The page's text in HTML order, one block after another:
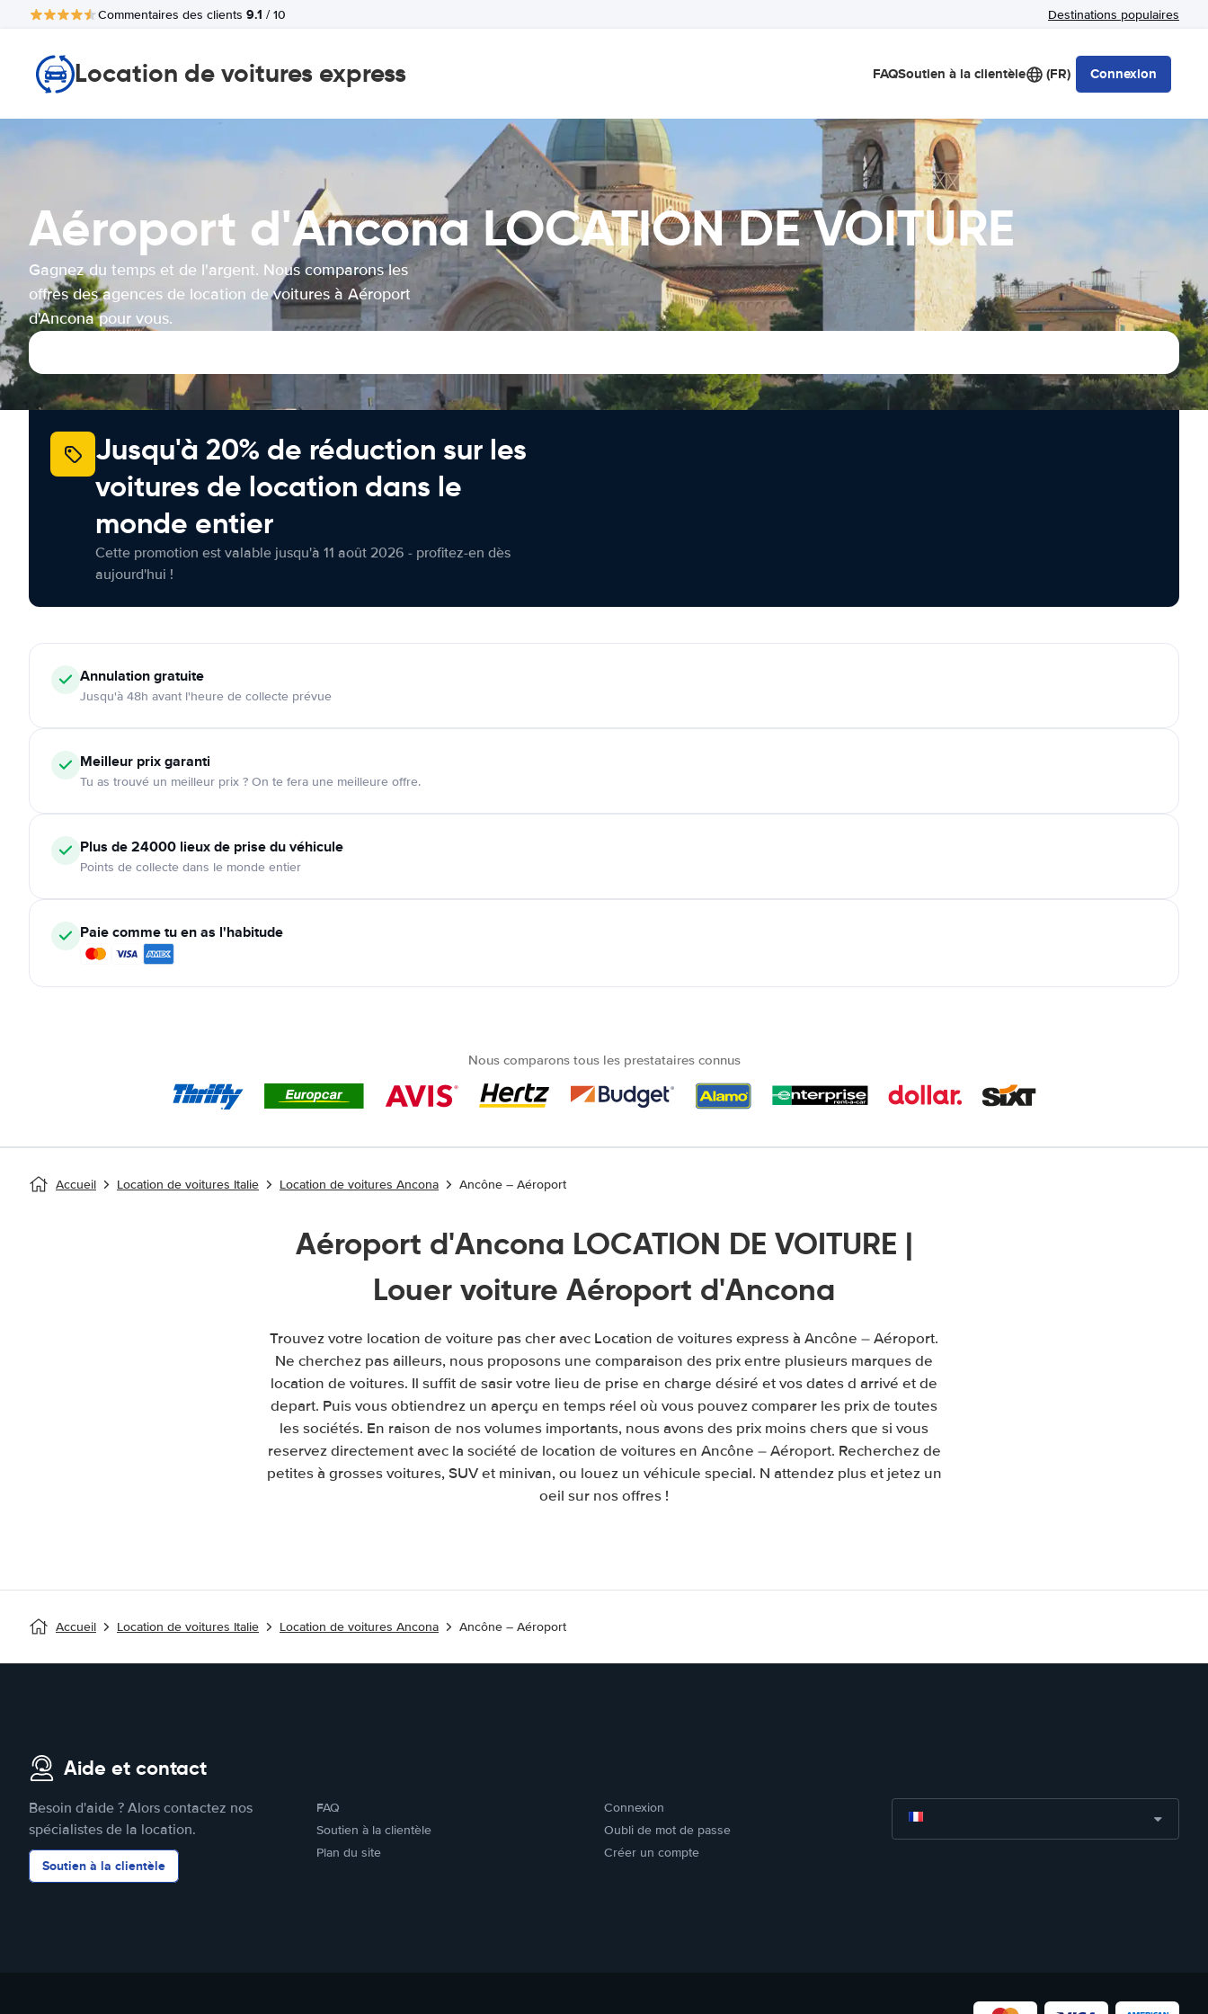
Commentaires des clients 9.1 / 10 Destinations populaires
Location de voitures express FAQSoutien à la clientèle (FR) Connexion
Aéroport d'Ancona LOCATION DE VOITURE
Gagnez du temps et de l'argent. Nous comparons les
offres des agences de location de voitures à Aéroport
d'Ancona pour vous.
Jusqu'à 20% de réduction sur les
voitures de location dans le
monde entier
Cette promotion est valable jusqu'à 11 août 2026 - profitez-en dès
aujourd'hui !
Annulationgratuite
Jusqu'à 48h avant l'heure de collecte prévue
Meilleur prix garanti
Tu as trouvé un meilleur prix ? On te fera une meilleure offre.
Plus de 24000 lieux de prise du véhicule
Points de collecte dans le monde entier
Paie comme tu en as l'habitude
Nous comparons tous les prestataires connus
Accueil Location de voitures Italie Location de voitures Ancona Ancône – Aéroport
Aéroport d'Ancona LOCATION DE VOITURE |
Louer voiture Aéroport d'Ancona
Trouvez votre location de voiture pas cher avec Location de voitures express à Ancône – Aéroport.
Ne cherchez pas ailleurs, nous proposons une comparaison des prix entre plusieurs marques de
location de voitures. Il suffit de sasir votre lieu de prise en charge désiré et vos dates d arrivé et de
depart. Puis vous obtiendrez un aperçu en temps réel où vous pouvez comparer les prix de toutes
les sociétés. En raison de nos volumes importants, nous avons des prix moins chers que si vous
reservez directement avec la société de location de voitures en Ancône – Aéroport. Recherchez de
petites à grosses voitures, SUV et minivan, ou louez un véhicule special. N attendez plus et jetez un
oeil sur nos offres !
Accueil Location de voitures Italie Location de voitures Ancona Ancône – Aéroport
Aide et contact
Besoin d'aide ? Alors contactez nos
spécialistes de la location.
Soutien à la clientèle
FAQ
Soutien à la clientèle
Plan du site
Connexion
Oubli de mot de passe
Créer un compte